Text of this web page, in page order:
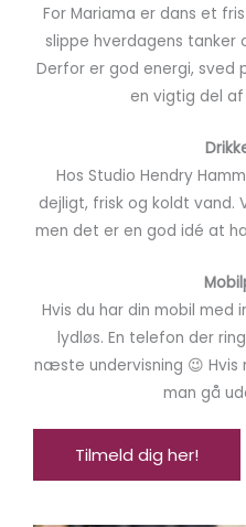
For Mariama er dans et
slippe hverdagens
Derfor er god energi, sved
en vigtig del af
Hos Studio Hendry
dejligt, frisk og koldt vand.
men det er en god idé at
Hvis du har din mobil med
lydløs. En telefon der
næste undervisning 😉 Hvis
man gå
Tilmeld dig her!